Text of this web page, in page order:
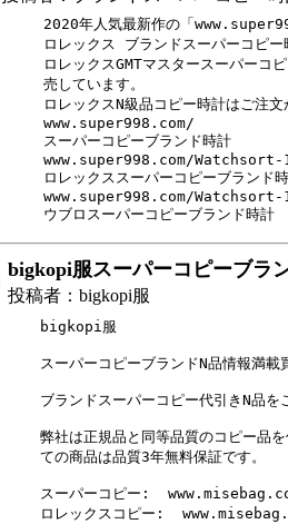
2020年人気最新作の「
ロレックス ブランドスーパーコピ
ロレックスGMTマスタースーパーコ
売しています。
ロレックスN級品コピー時計はご注
www.super998.com/
スーパーコピーブランド時計
www.super998.com/
ロレックススーパーコピーブランド
www.super998.com/
ウブロスーパーコピーブランド時計
bigkopi服スーパーコピーブラ
投稿者：bigkopi服
bigkopi服
スーパーコピーブランドN品情報満載
ブランドスーパーコピー代引きN品
弊社は正規品と同等品質のコピー品
ての商品は品質3年無料保証です。
スーパーコピー:
ロレックスコピー: